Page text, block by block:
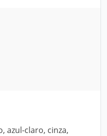
azul-claro, cinza,